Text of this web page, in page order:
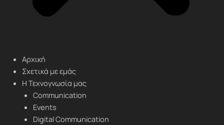
Αρχική
Σχετικά με εμάς
Η Τεχνογνωσία μας
Communication
Events
Digital Communication